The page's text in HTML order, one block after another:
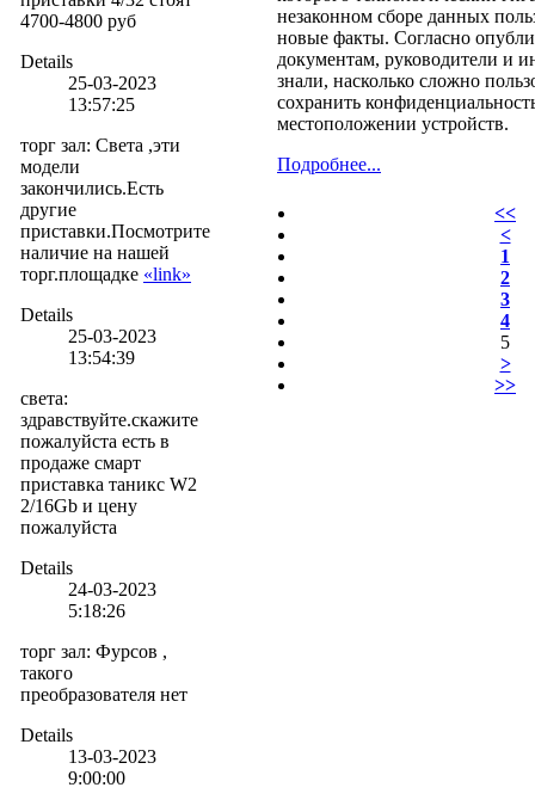
4700-4800 руб
Details
25-03-2023
13:57:25
торг зал: Света ,эти
модели
закончились.Есть
другие
приставки.Посмотрите
наличие на нашей
торг.площадке «link»
Details
25-03-2023
13:54:39
света:
здравствуйте.скажите
пожалуйста есть в
продаже смарт
приставка таникс W2
2/16Gb и цену
пожалуйста
Details
24-03-2023
5:18:26
торг зал: Фурсов ,
такого
преобразователя нет
Details
13-03-2023
9:00:00
незаконном сборе данных
новые факты. Согласно
документам, руководители и
знали, насколько сложно
сохранить
местоположении устройств.
Подробнее...
<<
<
1
2
3
4
5
>
>>